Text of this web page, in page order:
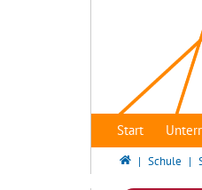
Start
Schule